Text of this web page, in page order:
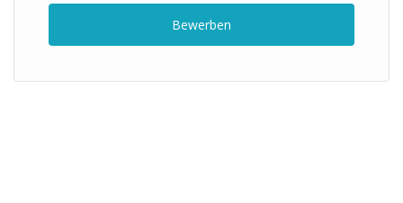
Bewerben